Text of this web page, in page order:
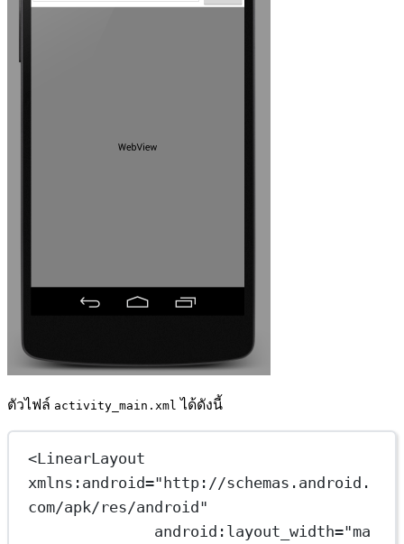
ตัวไฟล์ activity_main.xml ได้ดังนี้
<LinearLayout
xmlns:android="http://schemas.android.
com/apk/res/android"
android:layout_width="ma